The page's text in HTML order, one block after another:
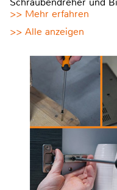
>> Mehr erfahren
>> Alle anzeigen